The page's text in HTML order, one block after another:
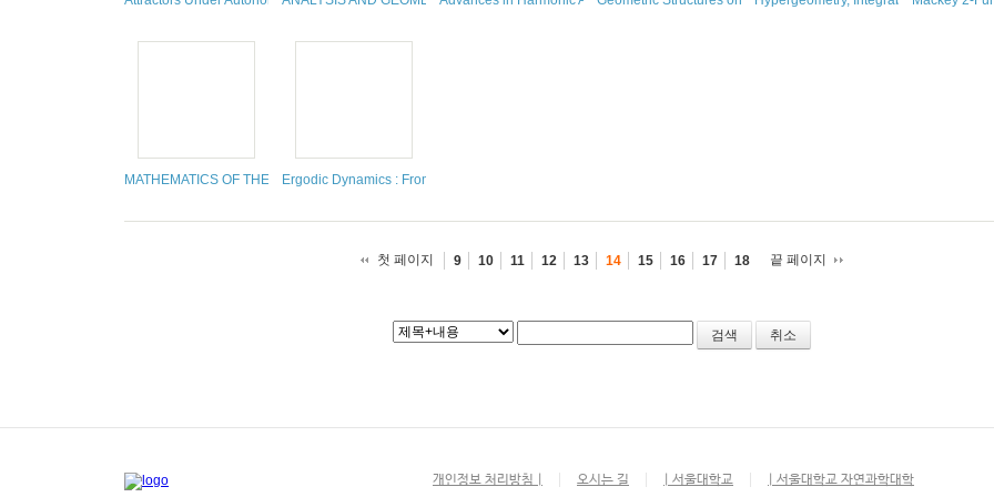
MATHEMATICS OF THE BOND MARKET: A LEVY PROCESSES APPROACH.
Ergodic Dynamics : From Basic Theory to Applications
첫 페이지 9 10 11 12 13 14 15 16 17 18 끝 페이지
취소
개인정보 처리방침 | 오시는 길 | 서울대학교 | 서울대학교 자연과학대학